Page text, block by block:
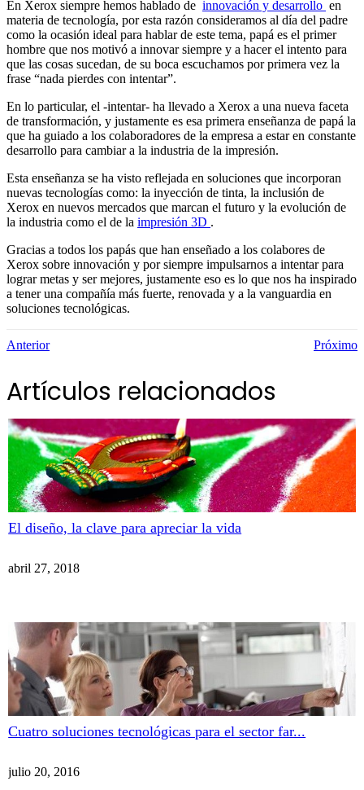
En Xerox siempre hemos hablado de innovación y desarrollo en
materia de tecnología, por esta razón consideramos al día del padre
como la ocasión ideal para hablar de este tema, papá es el primer
hombre que nos motivó a innovar siempre y a hacer el intento para
que las cosas sucedan, de su boca escuchamos por primera vez la
frase “nada pierdes con intentar”.
En lo particular, el -intentar- ha llevado a Xerox a una nueva faceta
de transformación, y justamente es esa primera enseñanza de papá la
que ha guiado a los colaboradores de la empresa a estar en constante
desarrollo para cambiar a la industria de la impresión.
Esta enseñanza se ha visto reflejada en soluciones que incorporan
nuevas tecnologías como: la inyección de tinta, la inclusión de
Xerox en nuevos mercados que marcan el futuro y la evolución de
la industria como el de la impresión 3D .
Gracias a todos los papás que han enseñado a los colabores de
Xerox sobre innovación y por siempre impulsarnos a intentar para
lograr metas y ser mejores, justamente eso es lo que nos ha inspirado
a tener una compañía más fuerte, renovada y a la vanguardia en
soluciones tecnológicas.
Anterior Próximo
Artículos relacionados
El diseño, la clave para apreciar la vida
abril 27, 2018
Cuatro soluciones tecnológicas para el sector far...
julio 20, 2016